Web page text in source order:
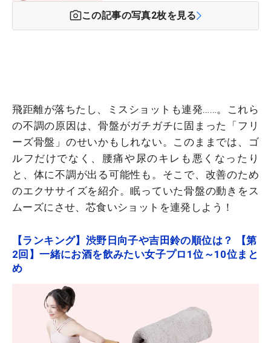
この記事の写真2枚を見る
飛距離が落ちたし、ミスショットも連発……。これら
の不調の原因は、骨盤がガチガチに固まった「フリ
ーズ骨盤」のせいかもしれない。このままでは、ゴ
ルフだけでなく、腰痛や尿のキレも悪くなったり
と、体に不調が出る可能性も。そこで、改善のため
のエクササイズを紹介。眠っていた骨盤の動きをス
ムーズにさせ、芯食いショットを連発しよう！
【ランキング】渋野日向子や吉田鈴の順位は？ 【第
2回】一緒にお酒を飲みたい女子プロ1位～10位まと
め